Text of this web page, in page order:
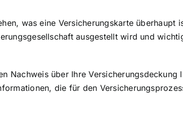
was eine Versicherungskarte überhaupt
ausgestellt wird und
Nachweis über Ihre
die für den